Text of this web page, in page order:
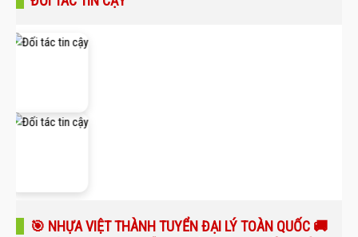
🎯 NHỰA VIỆT THÀNH TUYỂN ĐẠI LÝ TOÀN QUỐC 🚚